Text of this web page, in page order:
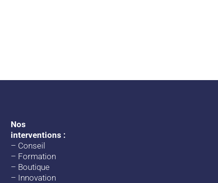
Nos
interventions :
– Conseil
– Formation
– Boutique
– Innovation